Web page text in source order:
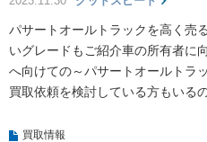
パサートオールトラックを高く売
いグレードもご紹介車の所有者に
へ向けての～パサートオールトラ
買取依頼を検討している方もいる
買取情報